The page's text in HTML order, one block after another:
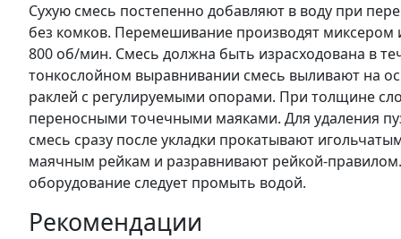
Сухую смесь постепенно добавляют в воду при
без комков. Перемешивание производят
800 об/мин. Смесь должна быть израсходована в
тонкослойном выравнивании смесь выливают на
раклей с регулируемыми опорами. При толщине
переносными точечными маяками. Для удаления
смесь сразу после укладки прокатывают
маячным рейкам и разравнивают рейкой-
оборудование следует промыть водой.
Рекомендации